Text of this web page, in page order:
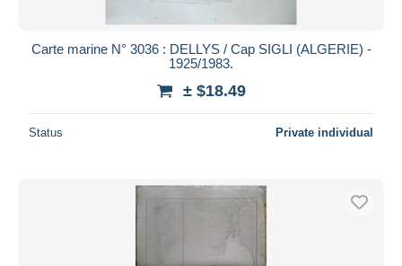
Price
Carte marine N° 3036 : DELLYS / Cap SIGLI (ALGERIE) -
1925/1983.
± $18.49
Status Private individual